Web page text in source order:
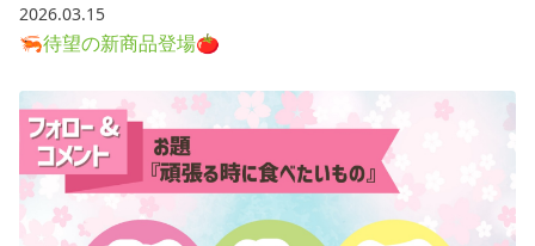
2026.03.15
🦐待望の新商品登場🍅